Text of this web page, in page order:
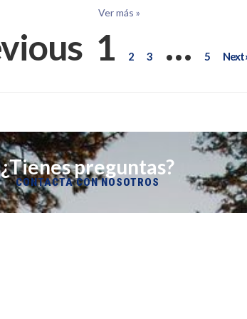
Ver más »
1 2 3 … 5 Next
¿Tienes preguntas?
CONTACTA CON NOSOTROS